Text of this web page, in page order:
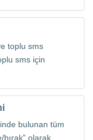
toplu sms
sms için
bulunan tüm
bırak” olarak